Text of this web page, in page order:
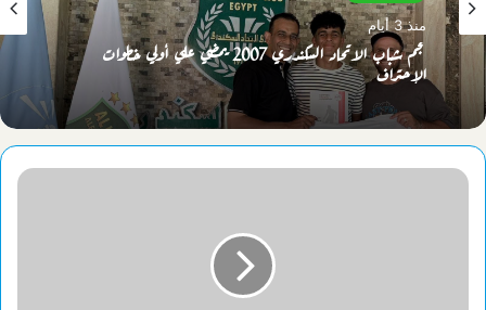
منذ 3 أيام
نجم شباب الاتحاد السكندري 2007 يمضي علي أولي خطوات
الإحتراف